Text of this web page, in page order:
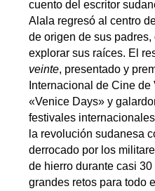
cuento del escritor
Alala regresó al centro
de origen de sus
explorar sus raíces. El
veinte, presentado y
Internacional de Cine
«Venice Days» y
festivales
la revolución sudanesa
derrocado por los
de hierro durante casi
grandes retos para todo